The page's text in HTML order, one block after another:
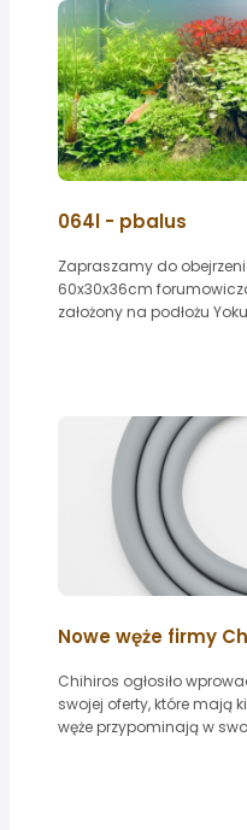
064l - pbalus
Zapraszamy do
60x30x36cm
założony na podłożu
Nowe węże firmy
Chihiros ogłosiło
swojej oferty, które mają
węże przypominają w